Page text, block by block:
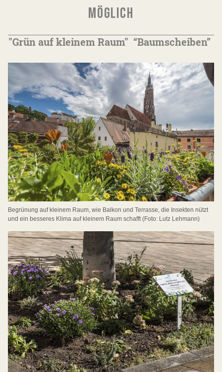
MÖGLICH
"Grün auf kleinem Raum" “Baumscheiben”
Begrünung auf kleinem Raum, wie Balkon und Terrasse, die Insekten nützt
und ein besseres Klima auf kleinem Raum schafft (Foto: Lutz Lehmann)